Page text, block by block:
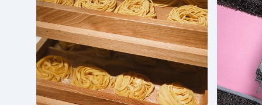
Треска с соусом аматричана
Кальмар на гриле с печеными томатами и
Десерты
Каждый день готовят новые десерты